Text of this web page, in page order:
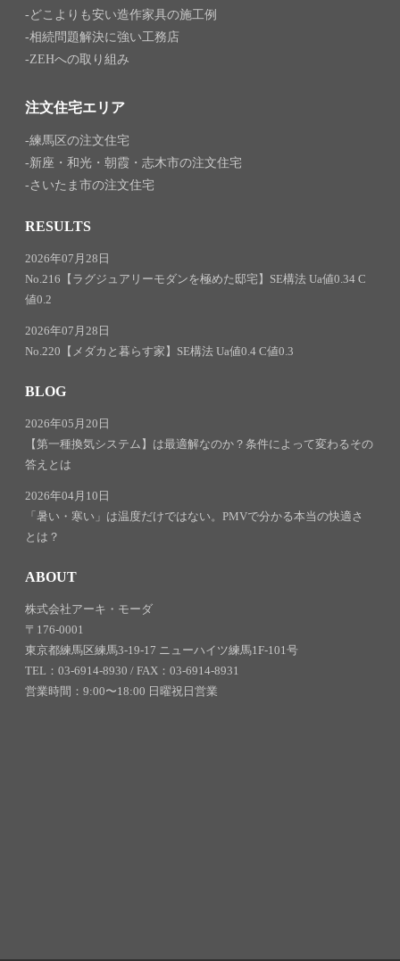
どこよりも安い造作家具の施工例
相続問題解決に強い工務店
ZEHへの取り組み
注文住宅エリア
練馬区の注文住宅
新座・和光・朝霞・志木市の注文住宅
さいたま市の注文住宅
RESULTS
2026年07月28日
No.216【ラグジュアリーモダンを極めた邸宅】SE構法 Ua値0.34 C
値0.2
2026年07月28日
No.220【メダカと暮らす家】SE構法 Ua値0.4 C値0.3
BLOG
2026年05月20日
【第一種換気システム】は最適解なのか？条件によって変わるその
答えとは
2026年04月10日
「暑い・寒い」は温度だけではない。PMVで分かる本当の快適さ
とは？
ABOUT
株式会社アーキ・モーダ
〒176-0001
東京都練馬区練馬3-19-17 ニューハイツ練馬1F-101号
TEL：03-6914-8930 / FAX：03-6914-8931
営業時間：9:00〜18:00 日曜祝日営業